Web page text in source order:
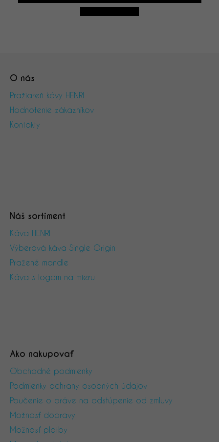
O nás
Pražiareň kávy HENRI
Hodnotenie zákazníkov
Kontakty
Náš sortiment
Káva HENRI
Výberová káva Single Origin
Pražené mandle
Káva s logom na mieru
Ako nakupovať
Obchodné podmienky
Podmienky ochrany osobných údajov
Poučenie o práve na odstúpenie od zmluvy
Možnosť dopravy
Možnosť platby